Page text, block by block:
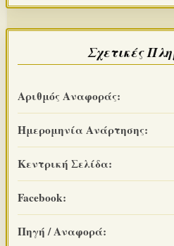
Σχετικές
Αριθμός Αναφοράς:
Ημερομηνία Ανάρτησης:
Κεντρική Σελίδα:
Facebook:
Πηγή / Αναφορά: